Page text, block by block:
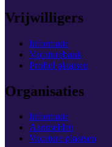
Vrijwilligers
Informatie
Vacaturebank
Profiel plaatsen
Organisaties
Informatie
Aanmelden
Vacature plaatsen